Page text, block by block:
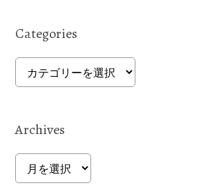
Categories
Categories
Archives
Archives